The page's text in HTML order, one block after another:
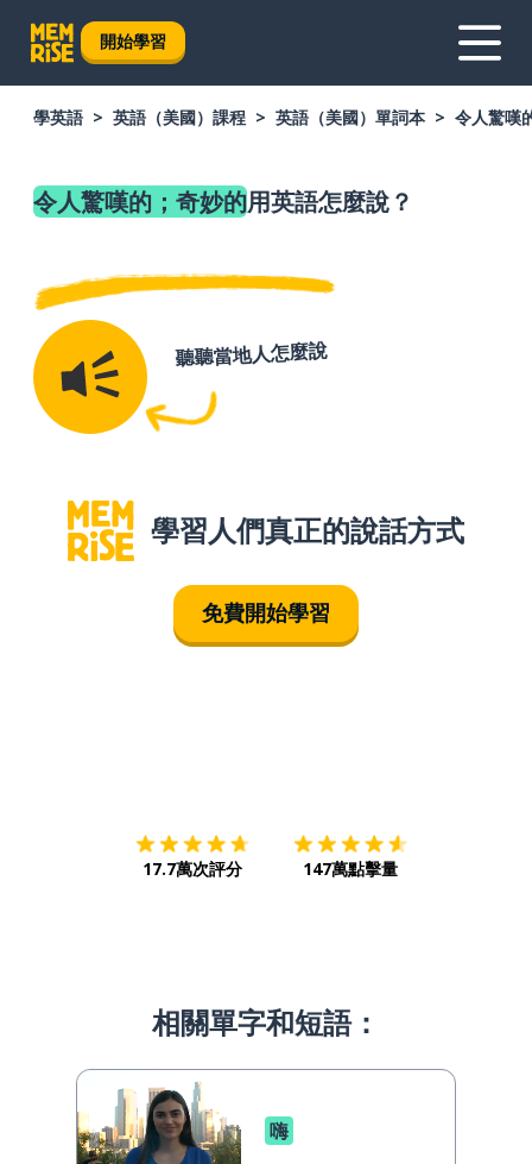
開始學習
學英語 英語（美國）課程 英語（美國）單詞本 令人驚嘆
令人驚嘆的；奇妙的用英語怎麼說？
聽聽當地人怎麼說
學習人們真正的說話方式
免費開始學習
17.7萬次評分 147萬點擊量
相關單字和短語：
嗨